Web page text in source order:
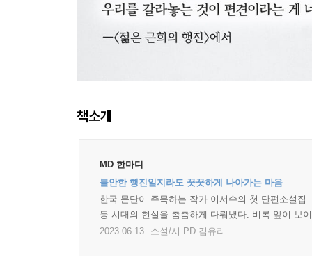
책소개
MD 한마디
불안한 행진일지라도 꿋꿋하게 나아가는 마음
한국 문단이 주목하는 작가 이서수의 첫 단편소설
등 시대의 현실을 촘촘하게 다뤄냈다. 비록 앞이 보
2023.06.13. 소설/시 PD 김유리